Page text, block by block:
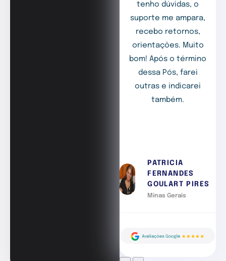
tenho dúvidas, o
suporte me ampara,
recebo retornos,
orientações. Muito
bom! Após o término
dessa Pós, farei
outras e indicarei
também.
PATRICIA
FERNANDES
GOULART PIRES
Minas Gerais